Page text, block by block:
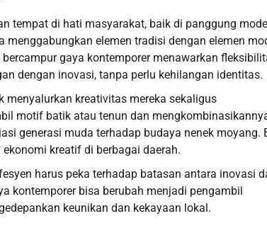
tempat di hati masyarakat, baik di panggung mode
elemen tradisi dengan elemen
gaya kontemporer menawarkan
dengan inovasi, tanpa perlu kehilangan identitas.
menyalurkan kreativitas mereka sekaligus
motif batik atau tenun dan
generasi muda terhadap budaya nenek moyang.
kreatif di berbagai daerah.
harus peka terhadap batasan antara inovasi
kontemporer bisa berubah menjadi pengambil
keunikan dan kekayaan lokal.